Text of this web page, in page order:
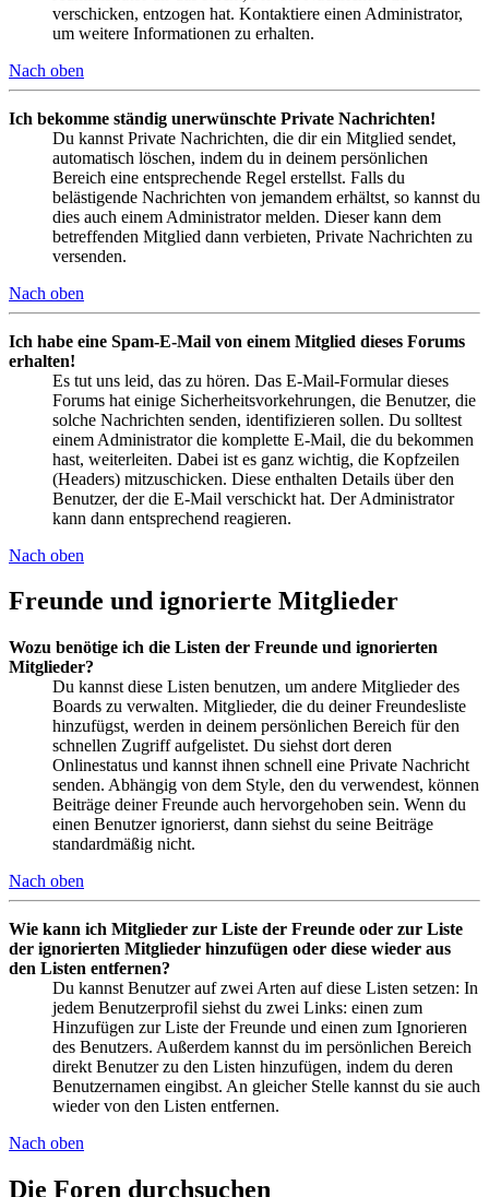
verschicken, entzogen hat. Kontaktiere einen Administrator,
um weitere Informationen zu erhalten.
Nach oben
Ich bekomme ständig unerwünschte Private Nachrichten!
Du kannst Private Nachrichten, die dir ein Mitglied sendet,
automatisch löschen, indem du in deinem persönlichen
Bereich eine entsprechende Regel erstellst. Falls du
belästigende Nachrichten von jemandem erhältst, so kannst du
dies auch einem Administrator melden. Dieser kann dem
betreffenden Mitglied dann verbieten, Private Nachrichten zu
versenden.
Nach oben
Ich habe eine Spam-E-Mail von einem Mitglied dieses Forums
erhalten!
Es tut uns leid, das zu hören. Das E-Mail-Formular dieses
Forums hat einige Sicherheitsvorkehrungen, die Benutzer, die
solche Nachrichten senden, identifizieren sollen. Du solltest
einem Administrator die komplette E-Mail, die du bekommen
hast, weiterleiten. Dabei ist es ganz wichtig, die Kopfzeilen
(Headers) mitzuschicken. Diese enthalten Details über den
Benutzer, der die E-Mail verschickt hat. Der Administrator
kann dann entsprechend reagieren.
Nach oben
Freunde und ignorierte Mitglieder
Wozu benötige ich die Listen der Freunde und ignorierten
Mitglieder?
Du kannst diese Listen benutzen, um andere Mitglieder des
Boards zu verwalten. Mitglieder, die du deiner Freundesliste
hinzufügst, werden in deinem persönlichen Bereich für den
schnellen Zugriff aufgelistet. Du siehst dort deren
Onlinestatus und kannst ihnen schnell eine Private Nachricht
senden. Abhängig von dem Style, den du verwendest, können
Beiträge deiner Freunde auch hervorgehoben sein. Wenn du
einen Benutzer ignorierst, dann siehst du seine Beiträge
standardmäßig nicht.
Nach oben
Wie kann ich Mitglieder zur Liste der Freunde oder zur Liste
der ignorierten Mitglieder hinzufügen oder diese wieder aus
den Listen entfernen?
Du kannst Benutzer auf zwei Arten auf diese Listen setzen: In
jedem Benutzerprofil siehst du zwei Links: einen zum
Hinzufügen zur Liste der Freunde und einen zum Ignorieren
des Benutzers. Außerdem kannst du im persönlichen Bereich
direkt Benutzer zu den Listen hinzufügen, indem du deren
Benutzernamen eingibst. An gleicher Stelle kannst du sie auch
wieder von den Listen entfernen.
Nach oben
Die Foren durchsuchen